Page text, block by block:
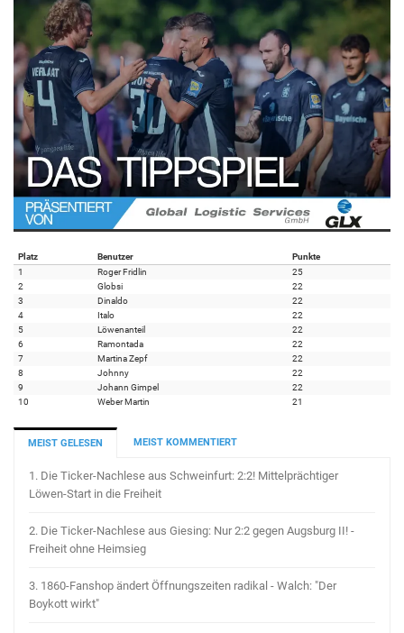
Platz Benutzer
Punkte
1
Roger Fridlin
25
2
Globsi
22
3
Dinaldo
22
4
Italo
22
5
Löwenanteil
22
6
Ramontada
22
7
Martina Zepf
22
8
Johnny
22
9
Johann Gimpel
22
10
Weber Martin 21
MEIST GELESEN MEIST KOMMENTIERT
1. Die Ticker-Nachlese aus Schweinfurt: 2:2! Mittelprächtiger
Löwen-Start in die Freiheit
2. Die Ticker-Nachlese aus Giesing: Nur 2:2 gegen Augsburg II! -
Freiheit ohne Heimsieg
3. 1860-Fanshop ändert Öffnungszeiten radikal - Walch: "Der
Boykott wirkt"